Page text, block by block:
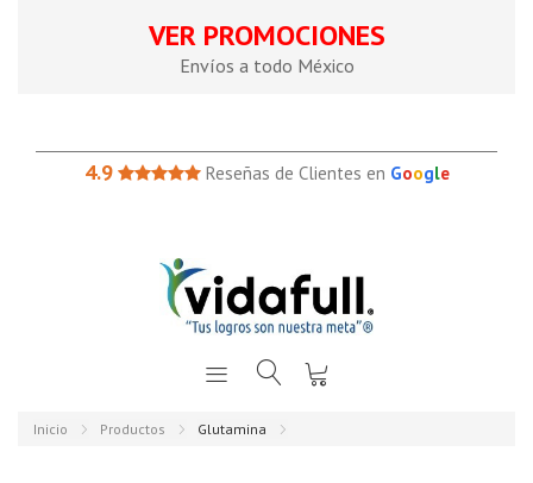
VER PROMOCIONES
Envíos a todo México
4.9 Reseñas de Clientes en Google
Inicio Productos Glutamina